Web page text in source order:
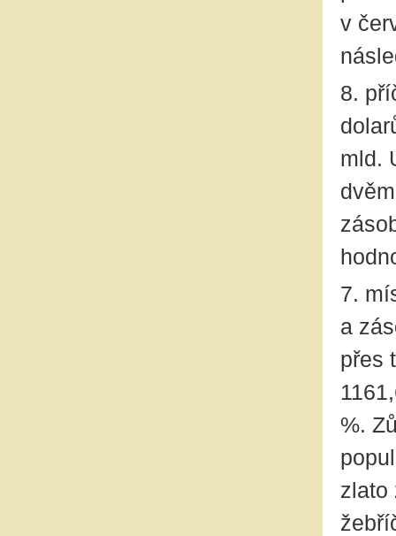
v
8.
mld.
7.
a
přes
%.
zlato